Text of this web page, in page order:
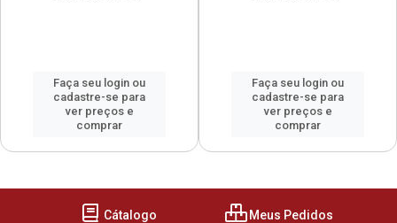
Faça seu login ou
cadastre-se para
ver preços e
comprar
Faça seu login ou
cadastre-se para
ver preços e
comprar
Cátalogo Meus Pedidos